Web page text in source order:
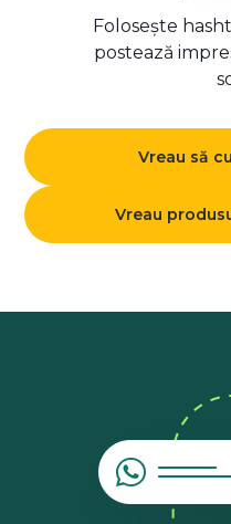
Folosește
postează
Vreau să
Vreau